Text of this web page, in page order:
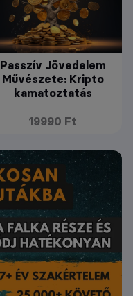
Passzív Jövedelem
Művészete: Kripto
kamatoztatás
19990 Ft